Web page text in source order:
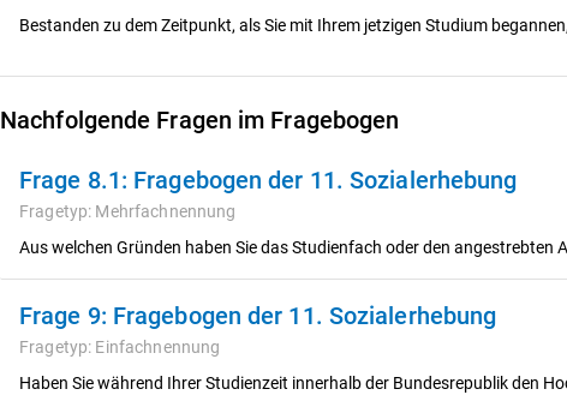
Bestanden zu dem Zeitpunkt, als Sie mit Ihrem jetzigen Studium
Nachfolgende Fragen im Fragebogen
Frage 8.1: Fragebogen der 11. Sozialerhebung
Fragetyp: Mehrfachnennung
Aus welchen Gründen haben Sie das Studienfach oder den angestrebten
Frage 9: Fragebogen der 11. Sozialerhebung
Fragetyp: Einfachnennung
Haben Sie während Ihrer Studienzeit innerhalb der Bundesrepublik den